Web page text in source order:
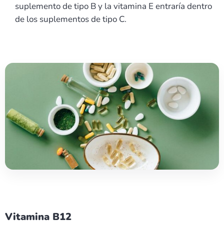
suplemento de tipo B y la vitamina E entraría dentro
de los suplementos de tipo C.
Vitamina B12